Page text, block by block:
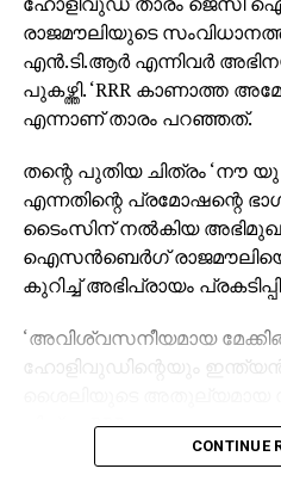
രാജമൗലിയുടെ
എന്‍.ടി.ആര്‍ എന്നിവര്‍
പുകഴ്ത്തി. ‘RRR കാണാത്ത
എന്നാണ് താരം പറഞ്ഞത്.
തന്റെ പുതിയ ചിത്രം ‘നൗ
എന്നതിന്റെ പ്രമോഷന്റെ
ടൈംസിന് നല്‍കിയ
ഐസന്‍ബെര്‍ഗ്
കുറിച്ച് അഭിപ്രായം
‘അവിശ്വസനീയമായ
ഹോളിവുഡിന്റെയും
ചിത്രം. RRR കാണാത്ത
എന്റെ വിശ്വാസം,” –
CONTINUE